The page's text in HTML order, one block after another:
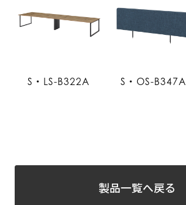
S・LS-B322A S・OS-B347A
製品一覧へ戻る